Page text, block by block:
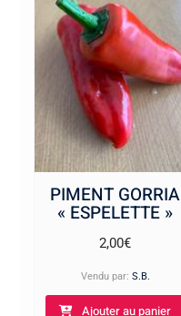
PIMENT GORRIA
« ESPELETTE »
2,00€
Vendu par: S.B.
Ajouter au panier